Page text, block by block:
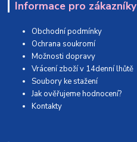
Informace pro zákazníky
Obchodní podmínky
Ochrana soukromí
Možnosti dopravy
Vrácení zboží v 14denní lhůtě
Soubory ke stažení
Jak ověřujeme hodnocení?
Kontakty